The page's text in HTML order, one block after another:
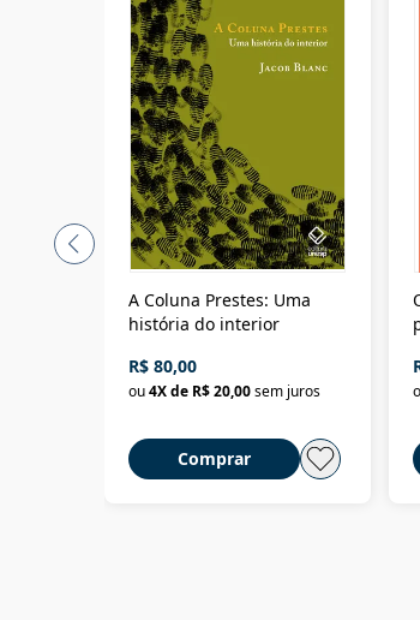
A Coluna Prestes: Uma
história do interior
R$ 80,00
ou4X de R$ 20,00sem juros
Comprar